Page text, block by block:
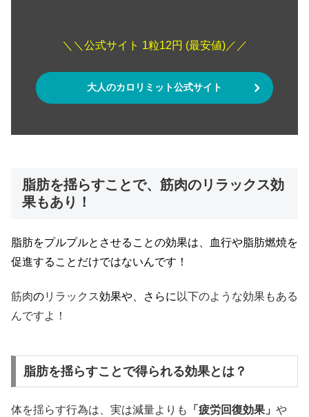
＼＼公式サイト 1粒12円 (最安値)／／
大人のカロリミット公式サイト
脂肪を揺らすことで、筋肉のリラックス効
果もあり！
脂肪をプルプルとさせることの効果は、血行や脂肪燃焼を
促進することだけではないんです！
筋肉のリラックス効果や、さらに 以下のような効果もある
んですよ！
脂肪を揺らすことで得られる効果とは？
体を揺らす行為は、実は減量よりも 「疲労回復効果」 や